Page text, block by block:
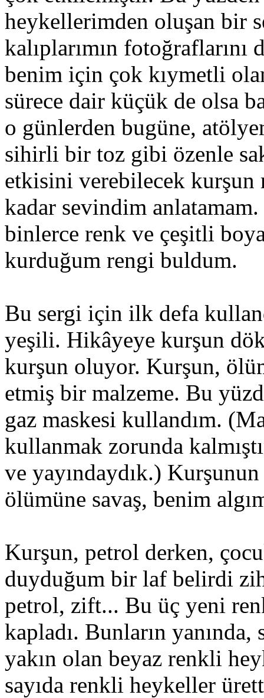
heykellerimden oluşan bir
kalıplarımın
benim için çok kıymetli
sürece dair küçük de olsa
o günlerden bugüne,
sihirli bir toz gibi özenle
etkisini verebilecek kurşun
kadar sevindim
binlerce renk ve çeşitli
kurduğum rengi buldum.
Bu sergi için ilk defa
yeşili. Hikâyeye kurşun
kurşun oluyor. Kurşun,
etmiş bir malzeme. Bu
gaz maskesi kullandım.
kullanmak zorunda
ve yayındaydık.)
ölümüne savaş, benim
Kurşun, petrol derken,
duyduğum bir laf belirdi
petrol, zift... Bu üç yeni
kapladı. Bunların
yakın olan beyaz renkli
sayıda renkli heykeller